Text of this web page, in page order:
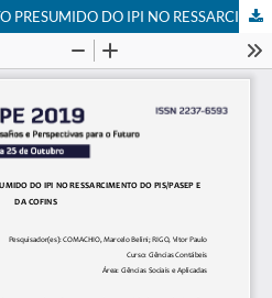
A UTILIZAÇÃO DO CRÉDITO PRESUMIDO DO IPI NO RESSARCIMENTO DO PIS/PASEP E DA COFINS